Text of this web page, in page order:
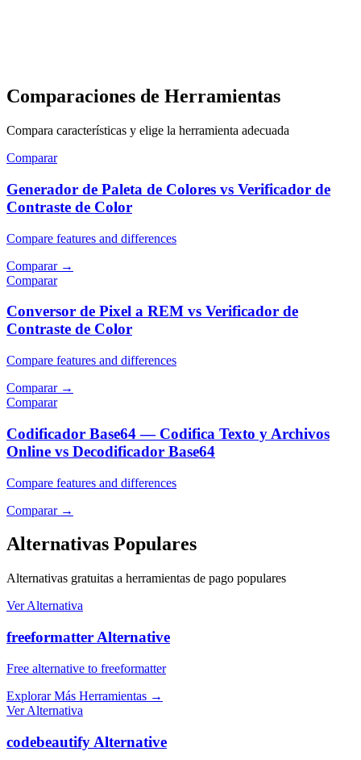
Comparaciones de Herramientas
Compara características y elige la herramienta adecuada
Comparar
Generador de Paleta de Colores vs Verificador de
Contraste de Color
Compare features and differences
Comparar→
Comparar
Conversor de Pixel a REM vs Verificador de
Contraste de Color
Compare features and differences
Comparar→
Comparar
Codificador Base64 — Codifica Texto y Archivos
Online vs Decodificador Base64
Compare features and differences
Comparar→
Alternativas Populares
Alternativas gratuitas a herramientas de pago populares
Ver Alternativa
freeformatter Alternative
Free alternative to freeformatter
Explorar Más Herramientas →
Ver Alternativa
codebeautify Alternative